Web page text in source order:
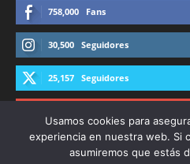
758,000 Fans
30,500 Seguidores
25,157 Seguidores
Usamos cookies para
experiencia en nuestra web. Si
asumiremos que estás